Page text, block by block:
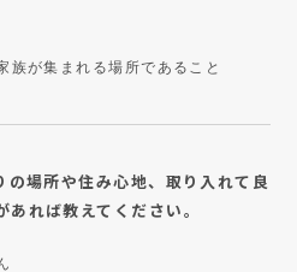
族が集まれる場所であること
場所や住み心地、取り入れて良
れば教えてください。